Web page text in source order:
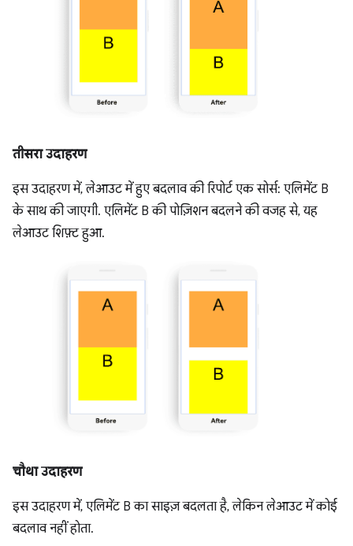
तीसरा उदाहरण
इस उदाहरण में, लेआउट में हुए बदलाव की रिपोर्ट एक सोर्स: एलिमेंट B
के साथ की जाएगी. एलिमेंट B की पोज़िशन बदलने की वजह से, यह
लेआउट शिफ़्ट हुआ.
चौथा उदाहरण
इस उदाहरण में, एलिमेंट B का साइज़ बदलता है, लेकिन लेआउट में कोई
बदलाव नहीं होता.